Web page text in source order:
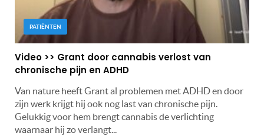
PATIËNTEN
Video >> Grant door cannabis verlost van
chronische pijn en ADHD
Van nature heeft Grant al problemen met ADHD en door
zijn werk krijgt hij ook nog last van chronische pijn.
Gelukkig voor hem brengt cannabis de verlichting
waarnaar hij zo verlangt...